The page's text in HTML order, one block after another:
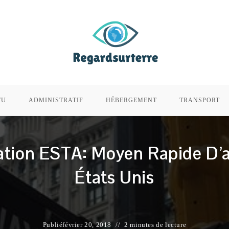
ADMINISTRATIF HÉBERGEMENT TRANSPORT
ESTA: Moyen Rapide
États Unis
Publiéfévrier 20, 2018 2 minutes de lecture